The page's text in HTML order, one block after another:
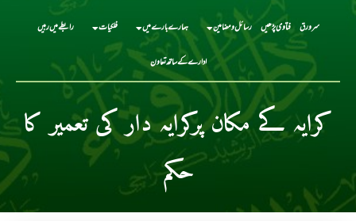
سرورق فتاوی پڑھیں رسائل و مضامین ہمارے بارے میں فلکیات رابطے میں رہیں
ادارے کے ساتھ تعاون
کرایہ کے مکان پرکرایہ دار کی تعمیر کا
حکم